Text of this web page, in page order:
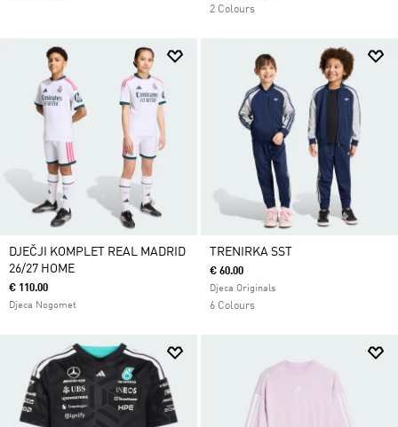
2 Colours
DJEČJI KOMPLET REAL MADRID
26/27 HOME
€ 110.00
Djeca Nogomet
TRENIRKA SST
€ 60.00
Djeca Originals
6 Colours